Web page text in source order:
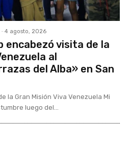
- 4 agosto, 2026
encabezó visita de la
al
del Alba» en San
la Gran Misión Viva Venezuela Mi
luego del...